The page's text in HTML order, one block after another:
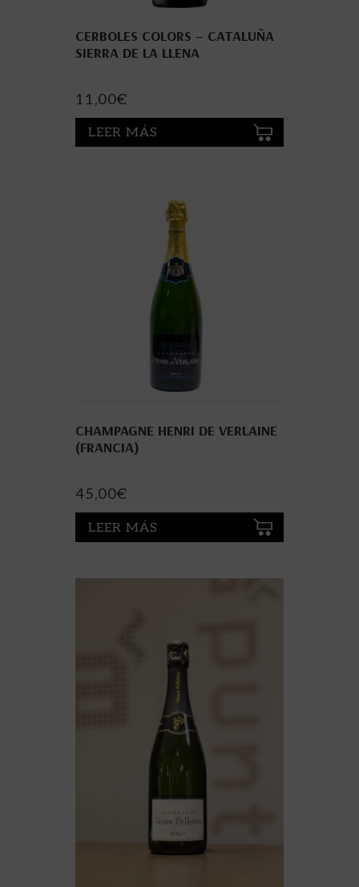
CERBOLES COLORS – CATALUÑA
SIERRA DE LA LLENA
11,00€
LEER MÁS
CHAMPAGNE HENRI DE VERLAINE
(FRANCIA)
45,00€
LEER MÁS